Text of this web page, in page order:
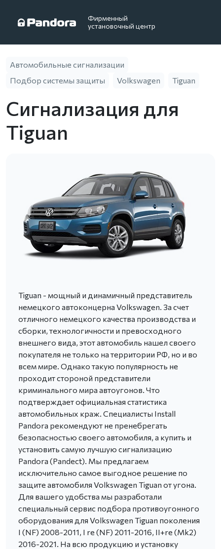
Фирменный
установочный центр
Автомобильные сигнализации
Подбор системы защиты
Volkswagen Tiguan
Сигнализация для
Tiguan
Tiguan - мощный и динамичный представитель
немецкого автоконцерна Volkswagen. За счет
отличного немецкого качества производства и
сборки, технологичности и превосходного
внешнего вида, этот автомобиль нашел своего
покупателя не только на территории РФ, но и во
всем мире. Однако такую популярность не
проходит стороной представители
криминального мира автоугонов. Что
подтверждает официальная статистика
автомобильных краж. Специалисты Install
Pandora рекомендуют не пренебрегать
безопасностью своего автомобиля, а купить и
установить самую лучшую сигнализацию
Pandora (Pandect). Мы предлагаем
исключительно самое выгодное решение по
защите автомобиля Volkswagen Tiguan от угона.
Для вашего удобства мы разработали
специальный сервис подбора противоугонного
оборудования для Volkswagen Tiguan поколения
I (NF) 2008-2011, I re (NF) 2011-2016, II+re (Mk2)
2016-2021. На всю продукцию и установку